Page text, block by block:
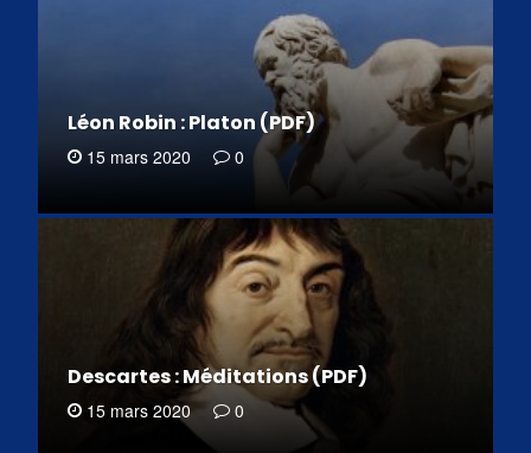
Léon Robin : Platon (PDF)
15 mars 2020 0
Descartes : Méditations (PDF)
15 mars 2020 0